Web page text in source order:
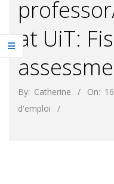
at UiT:
By: Catherine On:
d'emploi